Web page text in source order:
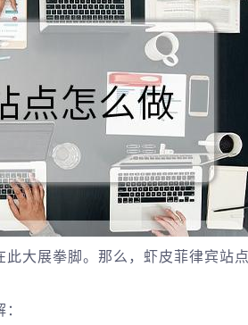
大展拳脚。那么，虾皮菲律宾站